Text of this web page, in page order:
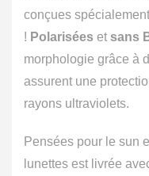
conçues
! Polarisées et sans
morphologie grâce à
assurent une
rayons ultraviolets.
Pensées pour le sun
lunettes est livrée